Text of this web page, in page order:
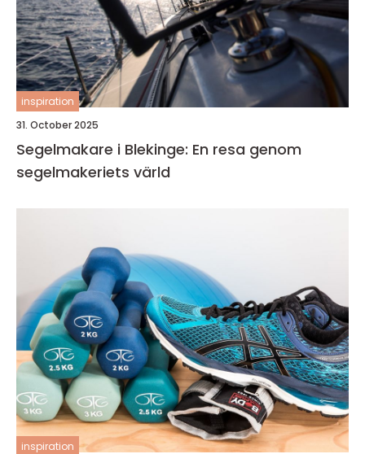
inspiration
31. October 2025
Segelmakare i Blekinge: En resa genom
segelmakeriets värld
inspiration